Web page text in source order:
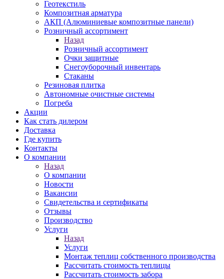
Геотекстиль
Композитная арматура
АКП (Алюминиевые композитные панели)
Розничный ассортимент
Назад
Розничный ассортимент
Очки защитные
Снегоуборочный инвентарь
Стаканы
Резиновая плитка
Автономные очистные системы
Погреба
Акции
Как стать дилером
Доставка
Где купить
Контакты
О компании
Назад
О компании
Новости
Вакансии
Свидетельства и сертификаты
Отзывы
Производство
Услуги
Назад
Услуги
Монтаж теплиц собственного производства
Рассчитать стоимость теплицы
Рассчитать стоимость забора